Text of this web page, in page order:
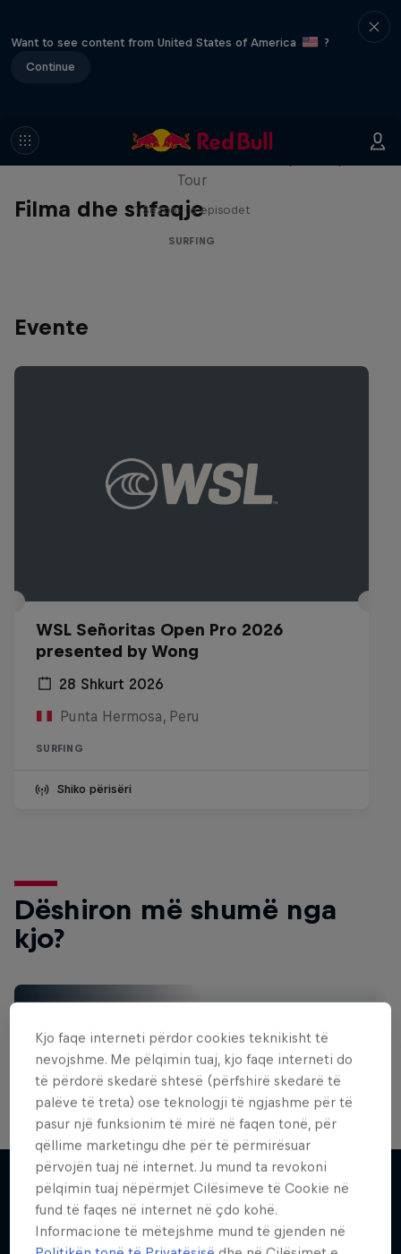
Want to see content from United States of America
?
Continue
Filma dhe shfaqje
WSL Replay
Tour
1 Sezoni · 6 episodet
SURFING
Evente
WSL Señoritas Open Pro 2026
presented by Wong
28 Shkurt 2026
Punta Hermosa, Peru
SURFING
Shiko përisëri
Dëshiron më shumë nga
kjo?
Welcome to the Surf Hub, where you will find a rip-
roaring collection of surf films, shows and …
Më shumë si kjo
WSL Replay
The latest action from the WSL Championship
1 Sezoni · 6 episodet
Kjo faqe interneti përdor cookies teknikisht të
nevojshme. Me pëlqimin tuaj, kjo faqe interneti do
të përdorë skedarë shtesë (përfshirë skedarë të
palëve të treta) ose teknologji të ngjashme për të
pasur një funksionim të mirë në faqen tonë, për
qëllime marketingu dhe për të përmirësuar
përvojën tuaj në internet. Ju mund ta revokoni
pëlqimin tuaj nëpërmjet Cilësimeve të Cookie në
fund të faqes në internet në çdo kohë.
Informacione të mëtejshme mund të gjenden në